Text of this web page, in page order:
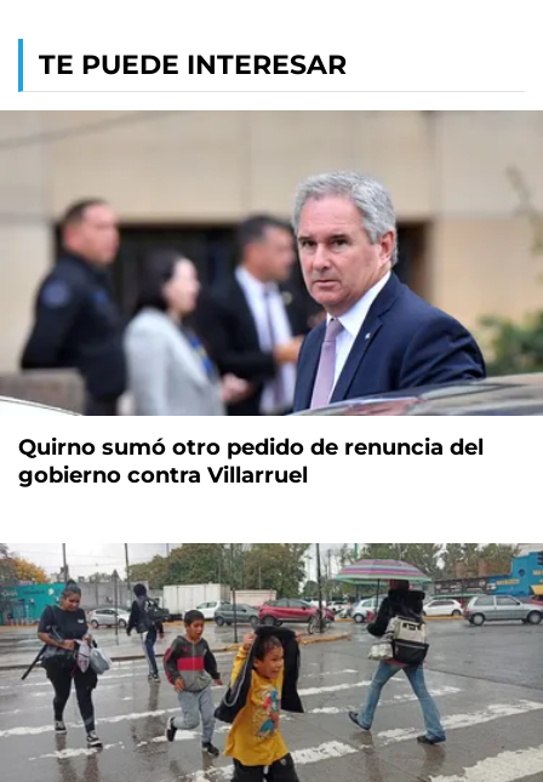
TE PUEDE INTERESAR
Quirno sumó otro pedido de renuncia del
gobierno contra Villarruel